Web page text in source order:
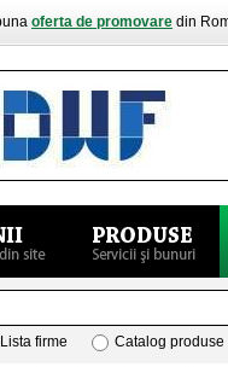
oferta de promovare din
Lista firme Catalog produse